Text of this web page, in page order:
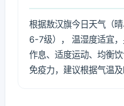
根据敖汉旗今日天气（
6-7级）， 温湿度适宜
作息、适度运动、均衡
免疫力，建议根据气温